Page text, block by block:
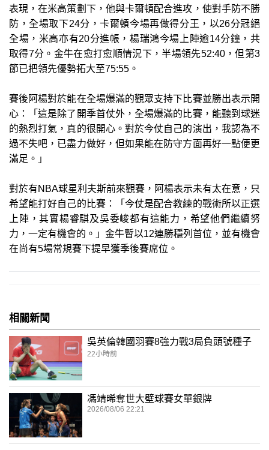
表現，在米高策劃下，他與卡爾頓配合進攻，使對手防不勝
防，全場取下24分，卡爾頓今場再做得分王，以26分冠絕
全場，米高亦有20分進帳，楊瑞鴻今場上陣逾14分鐘，共
取得7分。金牛在愈打愈順情況下，半場領先52:40，但第3
節已把領先優勢拓大至75:55。
賽後阿楊對於能在全場爆滿的觀眾支持下比賽並勝出表示開
心：「這是除了開季首仗外，全場爆滿的比賽，能聽到球迷
的熱烈打氣，真的很開心。對於今仗自己的演出，我認為不
過不失吧，已盡力做好，但如果能在防守方面再好一點便更
滿足。」
對於有NBA球星利夫斯前來觀賽，阿楊表示未有太在意，只
希望能打好自己的比賽：「今仗是配合教練的戰術所以正選
上陣，其實楊睿騏及吳委峻都有這能力，希望他們繼續努
力，一定有機會的。」金牛暫以12連勝穩列首位，並有機會
在尚有5場常規賽下提早獲季後賽席位。
相關新聞
吳英倫韓國羽賽8強力戰3局負頭號種子
22小時前
馮靖晞奪世大壁球賽女單銀牌
2026/08/06 22:21